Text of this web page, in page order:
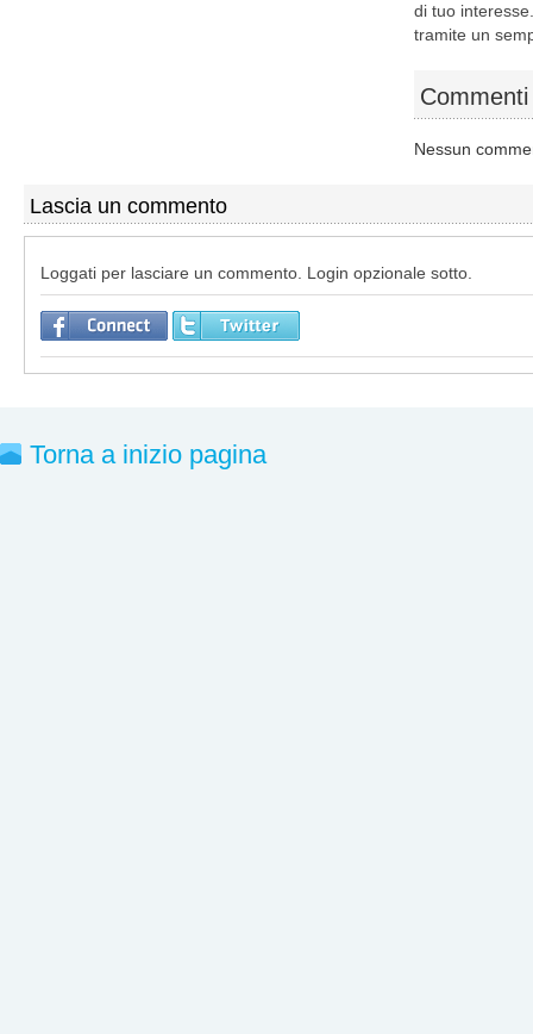
di tuo
tramite un
Nessun
Lascia un commento
Loggati per lasciare un commento. Login opzionale sotto.
Torna a inizio pagina